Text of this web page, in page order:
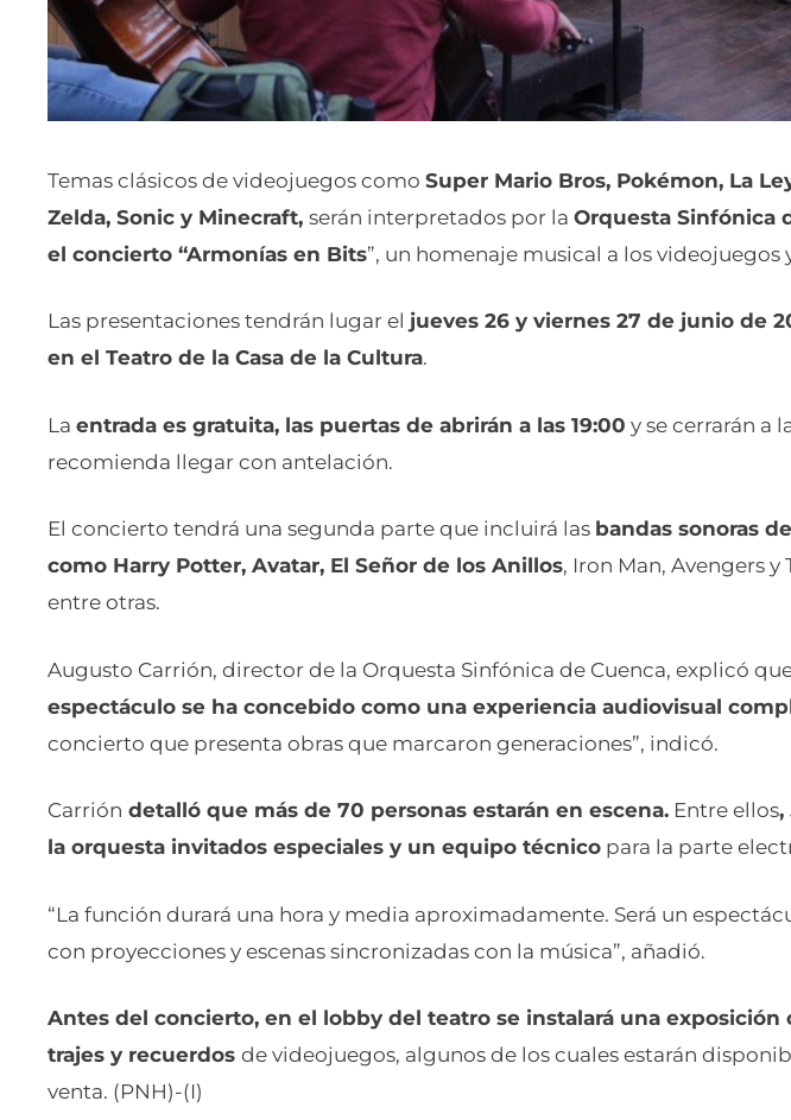
Temas clásicos de videojuegos como Super Mario Bros, Pokémon, La
Zelda, Sonic y Minecraft, serán interpretados por la Orquesta Sinfónica
el concierto “Armonías en Bits”, un homenaje musical a los videojuegos
Las presentaciones tendrán lugar el jueves 26 y viernes 27 de junio de
en el Teatro de la Casa de la Cultura.
La entrada es gratuita, las puertas de abrirán a las 19:00 y se cerrarán a
recomienda llegar con antelación.
El concierto tendrá una segunda parte que incluirá las bandas sonoras
como Harry Potter, Avatar, El Señor de los Anillos, Iron Man, Avengers y
entre otras.
Augusto Carrión, director de la Orquesta Sinfónica de Cuenca, explicó
espectáculo se ha concebido como una experiencia audiovisual
concierto que presenta obras que marcaron generaciones”, indicó.
Carrión detalló que más de 70 personas estarán en escena. Entre ellos,
la orquesta invitados especiales y un equipo técnico para la parte
“La función durará una hora y media aproximadamente. Será un
con proyecciones y escenas sincronizadas con la música”, añadió.
Antes del concierto, en el lobby del teatro se instalará una exposición
trajes y recuerdos de videojuegos, algunos de los cuales estarán
venta. (PNH)-(I)